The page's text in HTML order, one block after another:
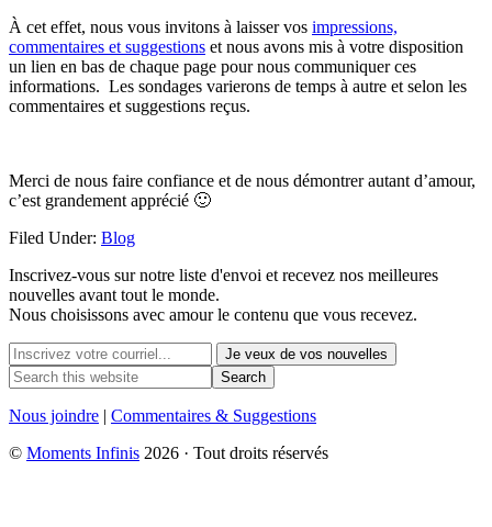
À cet effet, nous vous invitons à laisser vos impressions,
commentaires et suggestions et nous avons mis à votre disposition
un lien en bas de chaque page pour nous communiquer ces
informations. Les sondages varierons de temps à autre et selon les
commentaires et suggestions reçus.
Merci de nous faire confiance et de nous démontrer autant d’amour,
c’est grandement apprécié 🙂
Filed Under: Blog
Inscrivez-vous sur notre liste d'envoi et recevez nos meilleures
nouvelles avant tout le monde.
Nous choisissons avec amourle contenu que vous recevez.
Nous joindre | Commentaires & Suggestions
© Moments Infinis 2026 · Tout droits réservés